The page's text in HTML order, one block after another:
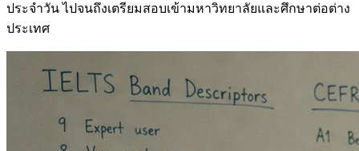
ประจำวัน ไปจนถึงเตรียมสอบเข้ามหาวิทยาลัยและศึกษาต่อต่าง
ประเทศ